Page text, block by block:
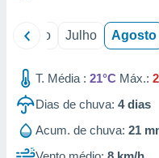
Junho Julho Agosto
T. Média : 21°C Máx.:
Dias de chuva: 4dias
Acum. de chuva: 21